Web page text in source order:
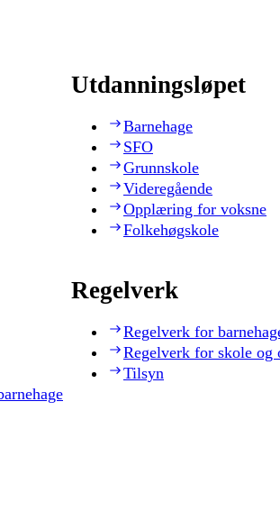
Utdanningsløpet
Barnehage
SFO
Grunnskole
Videregående
Opplæring for voksne
Folkehøgskole
Regelverk
Regelverk for
Regelverk for skole og
Tilsyn